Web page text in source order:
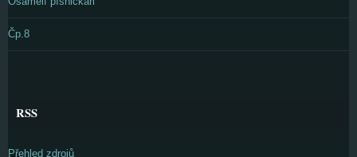
Čp.8
RSS
Přehled zdrojů